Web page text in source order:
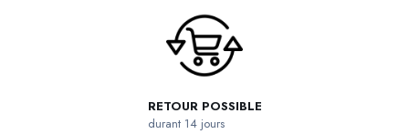
RETOUR POSSIBLE
durant 14 jours